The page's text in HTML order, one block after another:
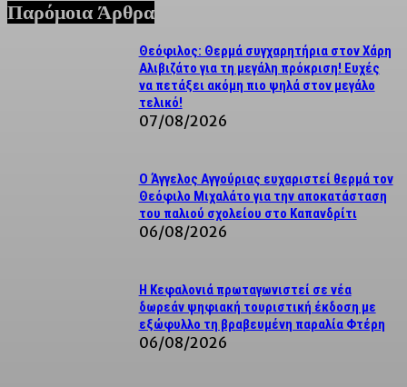
Παρόμοια Άρθρα
Θεόφιλος: Θερμά συγχαρητήρια στον Χάρη
Αλιβιζάτο για τη μεγάλη πρόκριση! Ευχές
να πετάξει ακόμη πιο ψηλά στον μεγάλο
τελικό!
07/08/2026
Ο Άγγελος Αγγούριας ευχαριστεί θερμά τον
Θεόφιλο Μιχαλάτο για την αποκατάσταση
του παλιού σχολείου στο Καπανδρίτι
06/08/2026
Η Κεφαλονιά πρωταγωνιστεί σε νέα
δωρεάν ψηφιακή τουριστική έκδοση με
εξώφυλλο τη βραβευμένη παραλία Φτέρη
06/08/2026